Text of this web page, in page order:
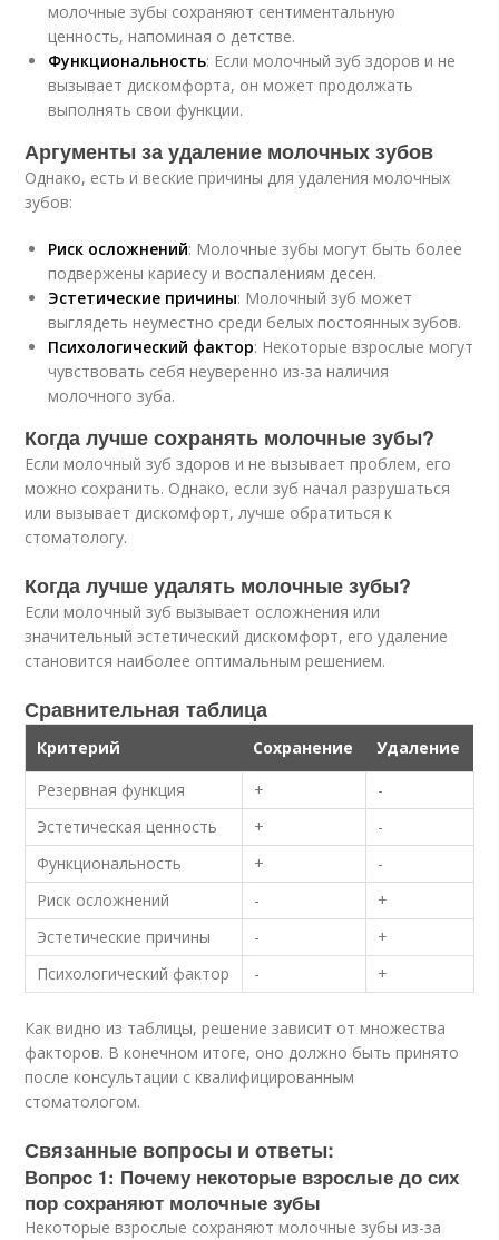
молочные зубы сохраняют сентиментальную
ценность, напоминая о детстве.
Функциональность: Если молочный зуб здоров и не
вызывает дискомфорта, он может продолжать
выполнять свои функции.
Аргументы за удаление молочных зубов
Однако, есть и веские причины для удаления молочных
зубов:
Риск осложнений: Молочные зубы могут быть более
подвержены кариесу и воспалениям десен.
Эстетические причины: Молочный зуб может
выглядеть неуместно среди белых постоянных зубов.
Психологический фактор: Некоторые взрослые могут
чувствовать себя неуверенно из-за наличия
молочного зуба.
Когда лучше сохранять молочные зубы?
Если молочный зуб здоров и не вызывает проблем, его
можно сохранить. Однако, если зуб начал разрушаться
или вызывает дискомфорт, лучше обратиться к
стоматологу.
Когда лучше удалять молочные зубы?
Если молочный зуб вызывает осложнения или
значительный эстетический дискомфорт, его удаление
становится наиболее оптимальным решением.
Сравнительная таблица
Критерий Сохранение
Удаление
Резервная функция
+
-
Эстетическая ценность
+
-
Функциональность
+
-
Риск осложнений
-
+
Эстетические причины
-
+
Психологический фактор
- +
Как видно из таблицы, решение зависит от множества
факторов. В конечном итоге, оно должно быть принято
после консультации с квалифицированным
стоматологом.
Связанные вопросы и ответы:
Вопрос 1: Почему некоторые взрослые до сих
пор сохраняют молочные зубы
Некоторые взрослые сохраняют молочные зубы из-за